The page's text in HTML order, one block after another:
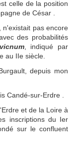
celle de la position
de César .
n'existait pas encore
des probabilités
, indiqué par
au IIe siècle.
depuis mon
Candé-sur-Erdre .
et de la Loire à
inscriptions du Ier
sur le confluent